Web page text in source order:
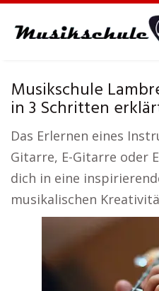
Musikschule
in 3 Schritten
Das Erlernen eines
Gitarre, E-Gitarre oder
dich in eine
musikalischen